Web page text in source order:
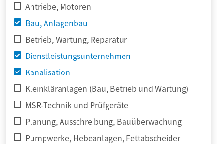
Antriebe, Motoren
Bau, Anlagenbau
Betrieb, Wartung, Reparatur
Dienstleistungsunternehmen
Kanalisation
Kleinkläranlagen (Bau, Betrieb und Wartung)
MSR-Technik und Prüfgeräte
Planung, Ausschreibung, Bauüberwachung
Pumpwerke, Hebeanlagen, Fettabscheider